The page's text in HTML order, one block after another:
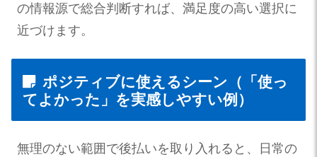
の情報源で総合判断すれば、満足度の高い選択に
近づけます。
ポジティブに使えるシーン（「使っ
てよかった」を実感しやすい例）
無理のない範囲で後払いを取り入れると、日常の